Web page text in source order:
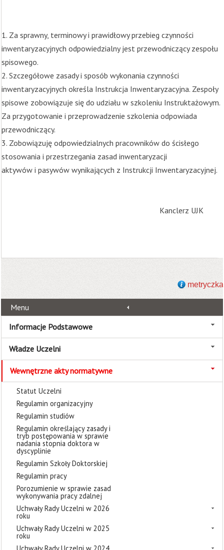
1. Za sprawny, terminowy i prawidłowy przebieg czynności
inwentaryzacyjnych odpowiedzialny jest przewodniczący zespołu
spisowego.
2. Szczegółowe zasady i sposób wykonania czynności
inwentaryzacyjnych określa Instrukcja Inwentaryzacyjna. Zespoły
spisowe zobowiązuje się do udziału w szkoleniu Instruktażowym.
Za przygotowanie i przeprowadzenie szkolenia odpowiada
przewodniczący.
3. Zobowiązuję odpowiedzialnych pracowników do ścisłego
stosowania i przestrzegania zasad inwentaryzacji
aktywów i pasywów wynikających z Instrukcji Inwentaryzacyjnej.
Kanclerz UJK
metryczka
Menu
Informacje Podstawowe
Władze Uczelni
Wewnętrzne akty normatywne
Statut Uczelni
Regulamin organizacyjny
Regulamin studiów
Regulamin określający zasady i
tryb postępowania w sprawie
nadania stopnia doktora w
dyscyplinie
Regulamin Szkoły Doktorskiej
Regulamin pracy
Porozumienie w sprawie zasad
wykonywania pracy zdalnej
Uchwały Rady Uczelni w 2026
roku
Uchwały Rady Uczelni w 2025
roku